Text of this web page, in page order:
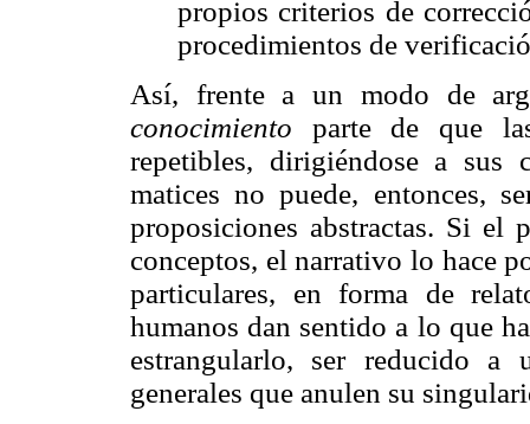
propios criterios de
procedimientos de
Así, frente a un modo de
conocimiento parte de que
repetibles, dirigiéndose a sus
matices no puede, entonces,
proposiciones abstractas. Si el
conceptos, el narrativo lo hace
particulares, en forma de
humanos dan sentido a lo que
estrangularlo, ser reducido a
generales que anulen su